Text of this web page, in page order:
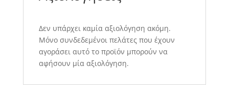
Δεν υπάρχει καμία αξιολόγηση ακόμη.
Μόνο συνδεδεμένοι πελάτες που έχουν
αγοράσει αυτό το προϊόν μπορούν να
αφήσουν μία αξιολόγηση.